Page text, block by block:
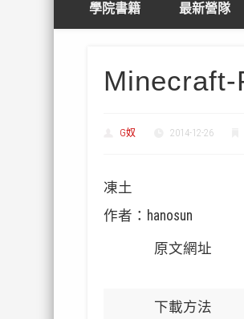
學院書籍 最新營隊
Minecraft-
G奴 2014-12-26
凍土
作者： hanosun
原文網址
下載方法